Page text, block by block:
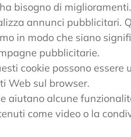
bisogno di miglioramenti.
annunci pubblicitari.
in modo che siano
pubblicitarie.
cookie possono
Web sul browser.
aiutano alcune
come video o la